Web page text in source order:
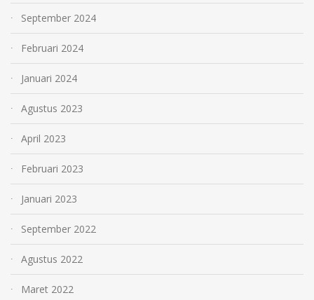
September 2024
Februari 2024
Januari 2024
Agustus 2023
April 2023
Februari 2023
Januari 2023
September 2022
Agustus 2022
Maret 2022